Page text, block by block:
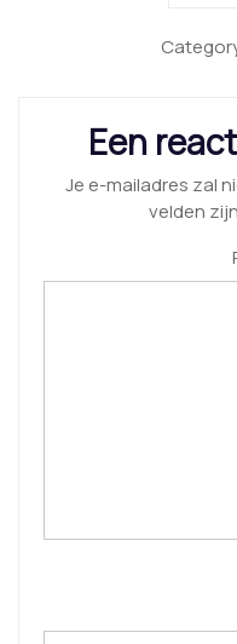
Een
Je e-mailadres zal
velden